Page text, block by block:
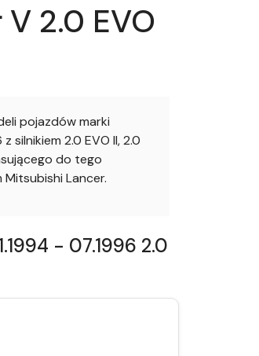
2.0 EVO
pojazdów marki
2.0 EVO II, 2.0
do tego
Lancer.
- 07.1996 2.0